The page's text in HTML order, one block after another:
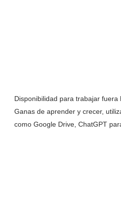
Disponibilidad para trabajar fuera
Ganas de aprender y crecer,
como Google Drive, ChatGPT